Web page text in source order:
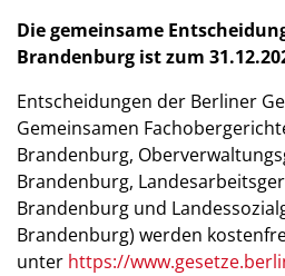
Die gemeinsame
Brandenburg ist zum
Entscheidungen der Berliner
Gemeinsamen
Brandenburg,
Brandenburg,
Brandenburg und
Brandenburg) werden
unter https://